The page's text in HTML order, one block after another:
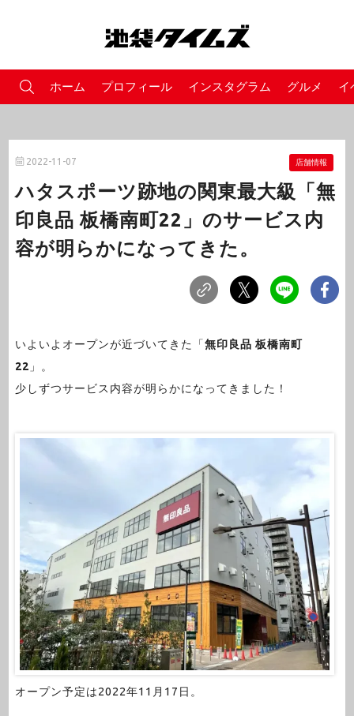
ホーム プロフィール インスタグラム グルメ イ
2022-11-07 店舗情報
ハタスポーツ跡地の関東最大級「無
印良品 板橋南町22」のサービス内
容が明らかになってきた。
いよいよオープンが近づいてきた「無印良品 板橋南町
22 」。
少しずつサービス内容が明らかになってきました！
オープン予定は2022年11月17日。